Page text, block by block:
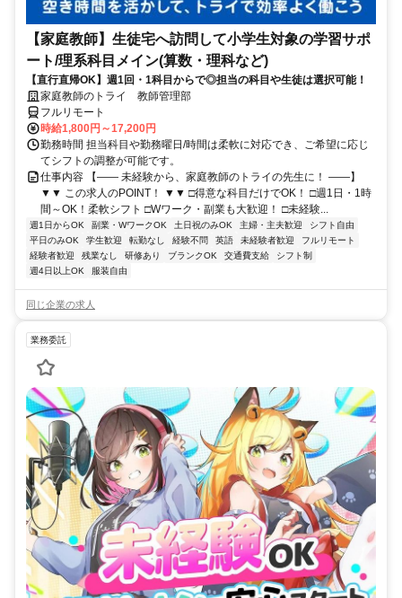
【家庭教師】生徒宅へ訪問して小学生対象の学習サポ
ート/理系科目メイン(算数・理科など)
【直行直帰OK】週1回・1科目からで◎担当の科目や生徒は選択可能！
家庭教師のトライ 教師管理部
フルリモート
時給1,800円～17,200円
勤務時間 担当科目や勤務曜日/時間は柔軟に対応でき、ご希望に応じ
てシフトの調整が可能です。
仕事内容 【―― 未経験から、家庭教師のトライの先生に！ ――】
▼▼ この求人のPOINT！ ▼▼ □得意な科目だけでOK！ □週1日・1時
間～OK！柔軟シフト □Wワーク・副業も大歓迎！ □未経験...
週1日からOK 副業・WワークOK 土日祝のみOK 主婦・主夫歓迎
シフト自由
平日のみOK
学生歓迎 転勤なし 経験不問 英語 未経験者歓迎
フルリモート
経験者歓迎
残業なし 研修あり ブランクOK 交通費支給
シフト制
週4日以上OK
服装自由
同じ企業の求人
業務委託